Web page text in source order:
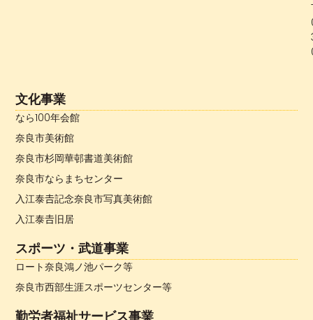
文化事業
なら100年会館
奈良市美術館
奈良市杉岡華邨書道美術館
奈良市ならまちセンター
入江泰𠮷記念奈良市写真美術館
入江泰𠮷旧居
スポーツ・武道事業
ロート奈良鴻ノ池パーク等
奈良市西部生涯スポーツセンター等
勤労者福祉サービス事業